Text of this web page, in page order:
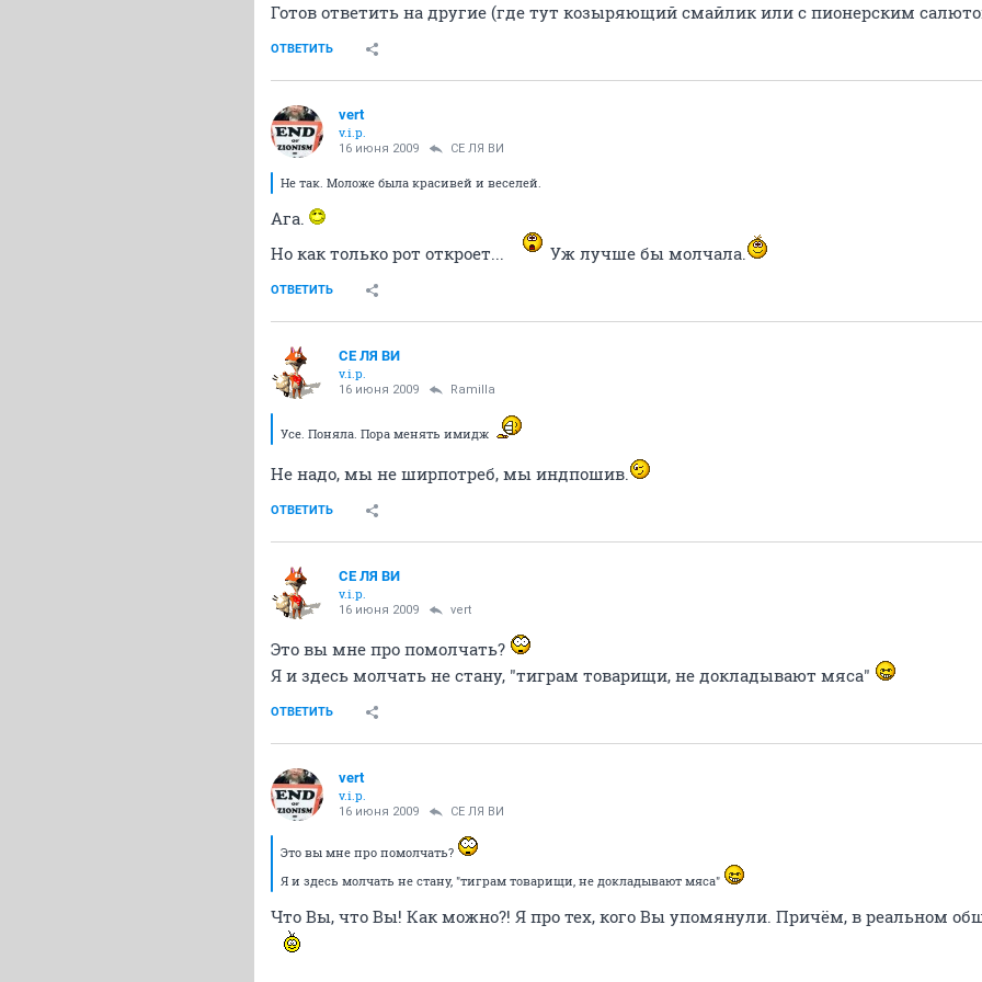
Готов ответить на другие (где тут козыряющий смайлик или с пионерским
ОТВЕТИТЬ
vert
v.i.p.
16 июня 2009 СЕ ЛЯ ВИ
Не так. Моложе была красивей и веселей.
Ага.
Но как только рот откроет...
Уж лучше бы молчала.
ОТВЕТИТЬ
СЕ ЛЯ ВИ
v.i.p.
16 июня 2009 Ramilla
Усе. Поняла. Пора менять имидж
Не надо, мы не ширпотреб, мы индпошив.
ОТВЕТИТЬ
СЕ ЛЯ ВИ
v.i.p.
16 июня 2009 vert
Это вы мне про помолчать?
Я и здесь молчать не стану, "тиграм товарищи, не докладывают мяса"
ОТВЕТИТЬ
vert
v.i.p.
16 июня 2009 СЕ ЛЯ ВИ
Это вы мне про помолчать?
Я и здесь молчать не стану, "тиграм товарищи, не докладывают мяса"
Что Вы, что Вы! Как можно?! Я про тех, кого Вы упомянули. Причём, в реальном